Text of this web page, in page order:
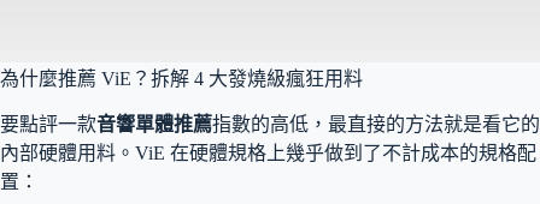
為什麼推薦 ViE？拆解 4 大發燒級瘋狂用料
要點評一款音響單體推薦指數的高低，最直接的方法就是看它的
內部硬體用料。ViE 在硬體規格上幾乎做到了不計成本的規格配
置：